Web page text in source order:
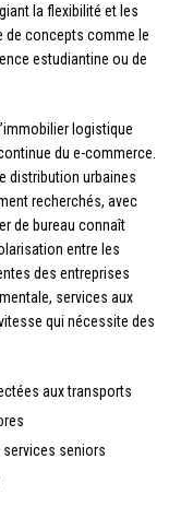
la flexibilité et les
de concepts comme le
estudiantine ou de
logistique
du e-commerce.
distribution urbaines
recherchés, avec
de bureau connaît
entre les
des entreprises
services aux
qui nécessite des
aux transports
seniors